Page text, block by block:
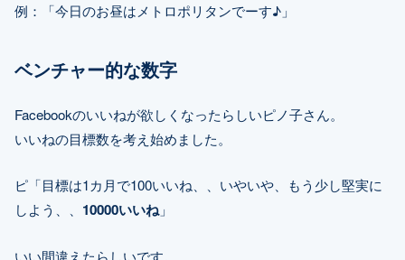
例：「今日のお昼はメトロポリタンでーす♪」
ベンチャー的な数字
Facebookのいいねが欲しくなったらしいピノ子さん。
いいねの目標数を考え始めました。
ピ「目標は1カ月で100いいね、、いやいや、もう少し堅実に
しよう、、 10000いいね」